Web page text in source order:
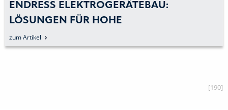
ENDRESS ELEKTROGERÄTEBAU:
LÖSUNGEN FÜR HOHE
ANFORDERUNGEN
zum Artikel
[190]